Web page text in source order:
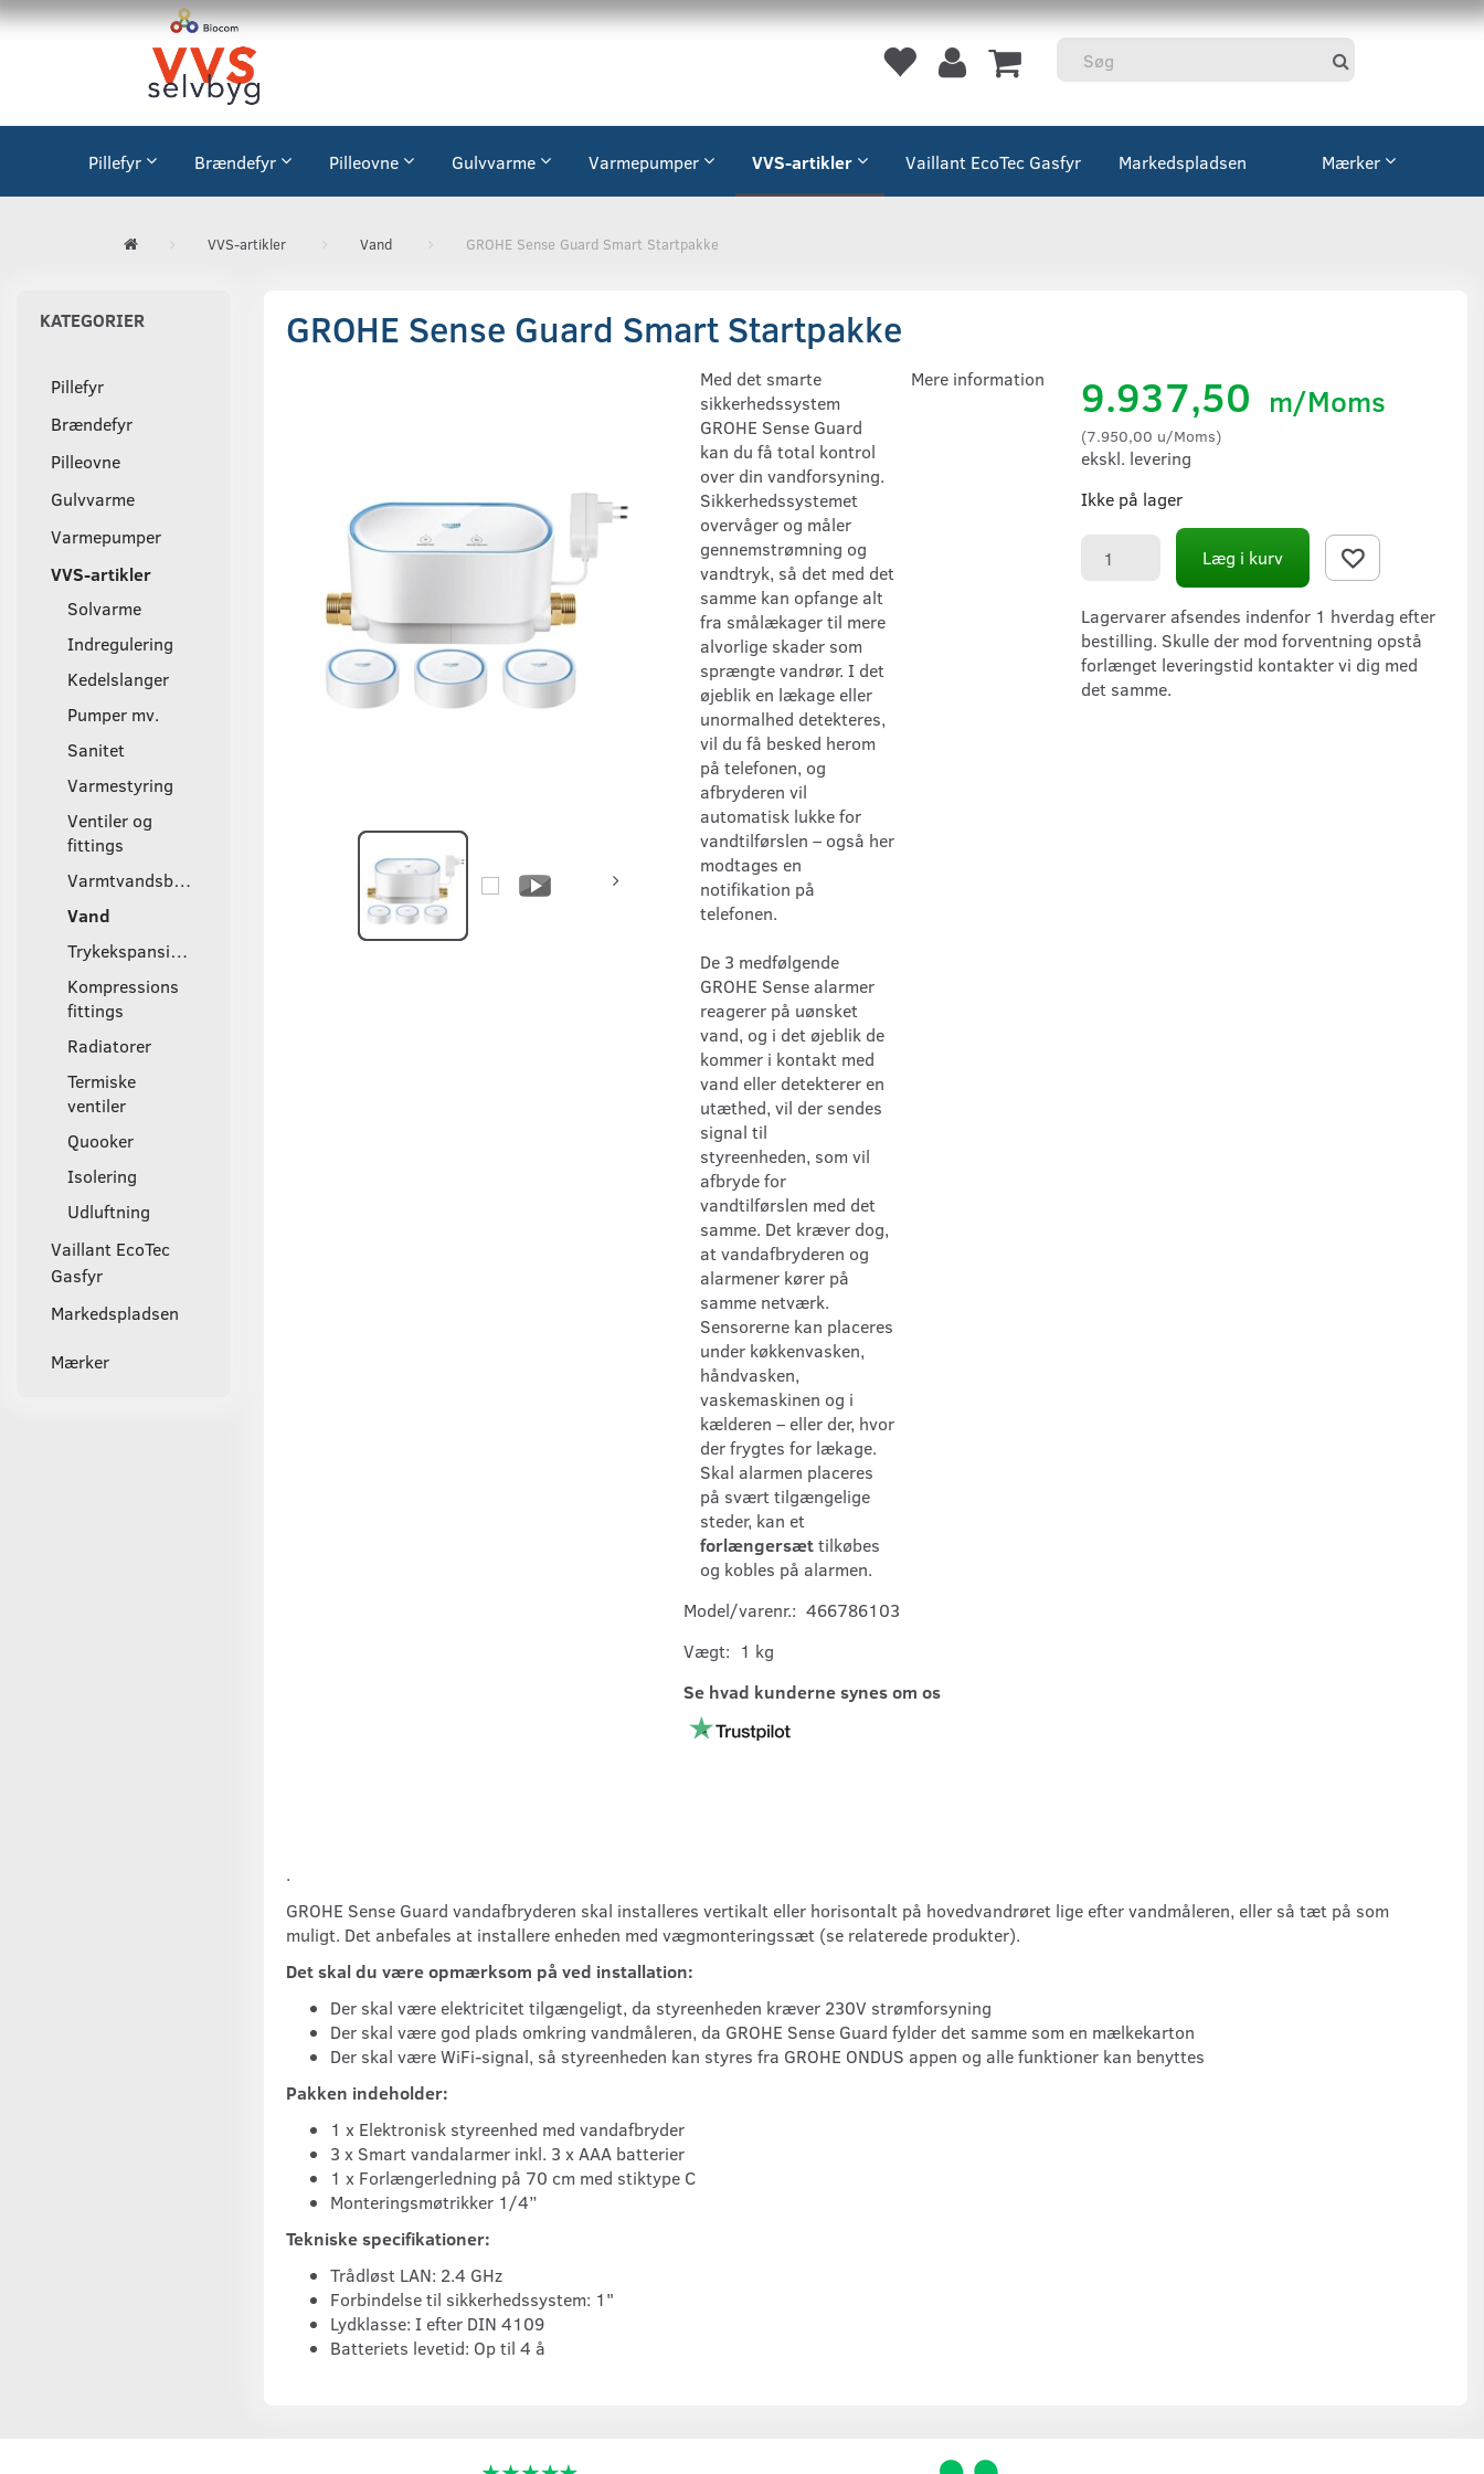
Pillefyr Brændefyr Pilleovne Gulvvarme Varmepumper VVS-artikler Vaillant EcoTec Gasfyr Markedspladsen Mærker
VVS-artikler Vand GROHE Sense Guard Smart Startpakke
KATEGORIER
Pillefyr
Brændefyr
Pilleovne
Gulvvarme
Varmepumper
VVS-artikler
Solvarme
Indregulering
Kedelslanger
Pumper mv.
Sanitet
Varmestyring
Ventiler og
fittings
Varmtvandsbeholder
Vand
Trykekspansionsbeholder
Kompressions
fittings
Radiatorer
Termiske
ventiler
Quooker
Isolering
Udluftning
Vaillant EcoTec
Gasfyr
Markedspladsen
Mærker
GROHE Sense Guard Smart Startpakke
Med det smarte
sikkerhedssystem
GROHE Sense Guard
kan du få total kontrol
over din vandforsyning.
Sikkerhedssystemet
overvåger og måler
gennemstrømning og
vandtryk, så det med det
samme kan opfange alt
fra smålækager til mere
alvorlige skader som
sprængte vandrør. I det
øjeblik en lækage eller
unormalhed detekteres,
vil du få besked herom
på telefonen, og
afbryderen vil
automatisk lukke for
vandtilførslen – også her
modtages en
notifikation på
telefonen.
De 3 medfølgende
GROHE Sense alarmer
reagerer på uønsket
vand, og i det øjeblik de
kommer i kontakt med
vand eller detekterer en
utæthed, vil der sendes
signal til
styreenheden, som vil
afbryde for
vandtilførslen med det
samme. Det kræver dog,
at vandafbryderen og
alarmener kører på
samme netværk.
Sensorerne kan placeres
under køkkenvasken,
håndvasken,
vaskemaskinen og i
kælderen – eller der, hvor
der frygtes for lækage.
Skal alarmen placeres
på svært tilgængelige
steder, kan et
forlængersættilkøbes
og kobles på alarmen.
Mere information
Model/varenr.: 466786103
Vægt: 1 kg
Se hvad kunderne synes om os
9.937,50 m/Moms
(7.950,00 u/Moms)
ekskl. levering
Ikke på lager
Læg i kurv
Lagervarer afsendes indenfor 1 hverdag efter
bestilling. Skulle der mod forventning opstå
forlænget leveringstid kontakter vi dig med
det samme.
.
GROHE Sense Guard vandafbryderen skal installeres vertikalt eller horisontalt på hovedvandrøret lige efter vandmåleren, eller så tæt på som
muligt. Det anbefales at installere enheden med vægmonteringssæt (se relaterede produkter).
Det skal du være opmærksom på ved installation:
Der skal være elektricitet tilgængeligt, da styreenheden kræver 230V strømforsyning
Der skal være god plads omkring vandmåleren, da GROHE Sense Guard fylder det samme som en mælkekarton
Der skal være WiFi-signal, så styreenheden kan styres fra GROHE ONDUS appen og alle funktioner kan benyttes
Pakken indeholder:
1 x Elektronisk styreenhed med vandafbryder
3 x Smart vandalarmer inkl. 3 x AAA batterier
1 x Forlængerledning på 70 cm med stiktype C
Monteringsmøtrikker 1/4”
Tekniske specifikationer:
Trådløst LAN: 2.4 GHz
Forbindelse til sikkerhedssystem: 1"
Lydklasse: I efter DIN 4109
Batteriets levetid: Op til 4 å